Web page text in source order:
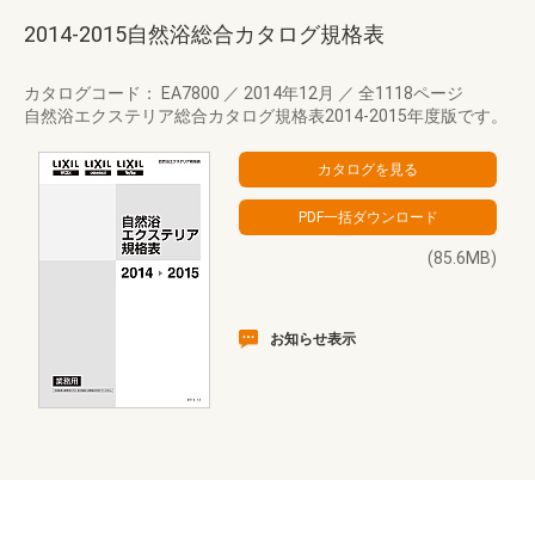
2014-2015自然浴総合カタログ規格表
カタログコード： EA7800 ／ 2014年12月 ／ 全1118ページ
自然浴エクステリア総合カタログ規格表2014-2015年度版です。
(85.6MB)
お知らせ表示